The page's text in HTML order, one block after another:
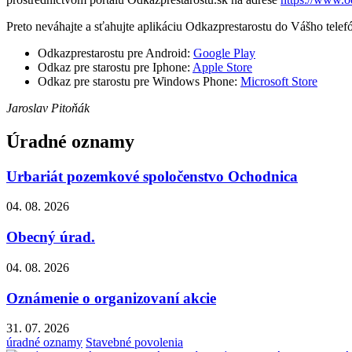
Preto neváhajte a sťahujte aplikáciu Odkazprestarostu do Vášho
Odkazprestarostu pre Android: Google Play
Odkaz pre starostu pre Iphone: Apple Store
Odkaz pre starostu pre Windows Phone: Microsoft Store
Jaroslav Pitoňák
Úradné oznamy
Urbariát pozemkové spoločenstvo Ochodnica
04. 08. 2026
Obecný úrad.
04. 08. 2026
Oznámenie o organizovaní akcie
31. 07. 2026
úradné oznamy Stavebné povolenia